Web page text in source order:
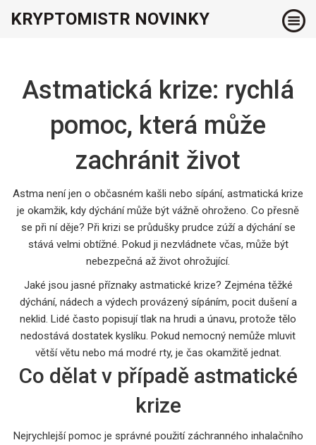
KRYPTOMISTR NOVINKY
Astmatická krize: rychlá
pomoc, která může
zachránit život
Astma není jen o občasném kašli nebo sípání, astmatická krize
je okamžik, kdy dýchání může být vážně ohroženo. Co přesně
se při ní děje? Při krizi se průdušky prudce zúží a dýchání se
stává velmi obtížné. Pokud ji nezvládnete včas, může být
nebezpečná až život ohrožující.
Jaké jsou jasné příznaky astmatické krize? Zejména těžké
dýchání, nádech a výdech provázený sípáním, pocit dušení a
neklid. Lidé často popisují tlak na hrudi a únavu, protože tělo
nedostává dostatek kyslíku. Pokud nemocný nemůže mluvit
větší větu nebo má modré rty, je čas okamžitě jednat.
Co dělat v případě astmatické
krize
Nejrychlejší pomoc je správné použití záchranného inhalačního